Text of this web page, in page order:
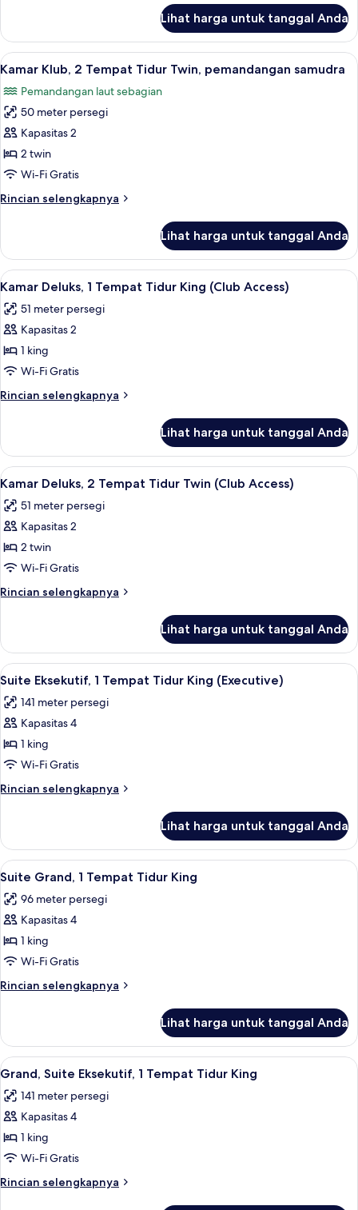
samudra
Kamar
Klub,
1
Tidur
King,
samudra
Lihat harga untuk tanggal Anda
Lihat
semua
foto
untuk
Kamar
Klub,
2
Tidur
samudra
Kamar Klub, 2 Tempat Tidur Twin,
7
Kamar Klub, 2 Tempat Tidur Twin, pemandangan samudra
Pemandangan laut sebagian
50 meter persegi
Kapasitas 2
2 twin
Wi-Fi Gratis
Rincian selengkapnya
Rincian
Kamar
Klub,
2
Tidur
Twin,
samudra
Lihat harga untuk tanggal Anda
Lihat
semua
foto
untuk
Kamar
Deluks,
1
Tempat
King
(Club
Access)
Kamar Deluks, 1 Tempat Tidur King
11
Kamar Deluks, 1 Tempat Tidur King (Club Access)
51 meter persegi
Kapasitas 2
1 king
Wi-Fi Gratis
Rincian selengkapnya
Rincian
Kamar
Deluks,
1
Tidur
King
Access)
Lihat harga untuk tanggal Anda
Lihat
semua
foto
untuk
Kamar
Deluks,
2
Tempat
Twin
(Club
Access)
Kamar Deluks, 2 Tempat Tidur Twin
4
Kamar Deluks, 2 Tempat Tidur Twin (Club Access)
51 meter persegi
Kapasitas 2
2 twin
Wi-Fi Gratis
Rincian selengkapnya
Rincian
Kamar
Deluks,
2
Tidur
Twin
Access)
Lihat harga untuk tanggal Anda
Lihat
semua
foto
untuk
Suite
Eksekutif,
1
Tempat
King
(Executive)
Suite Eksekutif, 1 Tempat Tidur King
8
Suite Eksekutif, 1 Tempat Tidur King (Executive)
141 meter persegi
Kapasitas 4
1 king
Wi-Fi Gratis
Rincian selengkapnya
Rincian
Suite
Eksekutif,
1
Tidur
King
Lihat harga untuk tanggal Anda
Lihat
semua
foto
untuk
Suite
Grand,
1
Tempat
King
Suite Grand, 1 Tempat Tidur King | 1
9
Suite Grand, 1 Tempat Tidur King
96 meter persegi
Kapasitas 4
1 king
Wi-Fi Gratis
Rincian selengkapnya
Rincian
Suite
Grand,
1
Tidur
King
Lihat harga untuk tanggal Anda
Lihat
semua
foto
untuk
Grand,
Suite
Eksekutif,
1
Grand, Suite Eksekutif, 1 Tempat
7
Grand, Suite Eksekutif, 1 Tempat Tidur King
141 meter persegi
Kapasitas 4
1 king
Wi-Fi Gratis
Rincian selengkapnya
Rincian